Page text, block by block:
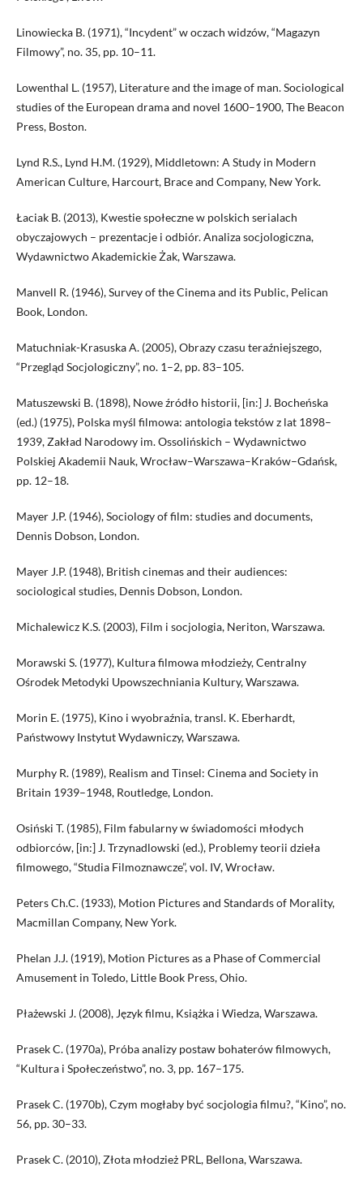
Linowiecka B. (1971), “Incydent” w oczach widzów, “Magazyn
Filmowy”, no. 35, pp. 10–11.
Lowenthal L. (1957), Literature and the image of man. Sociological
studies of the European drama and novel 1600–1900, The Beacon
Press, Boston.
Lynd R.S., Lynd H.M. (1929), Middletown: A Study in Modern
American Culture, Harcourt, Brace and Company, New York.
Łaciak B. (2013), Kwestie społeczne w polskich serialach
obyczajowych – prezentacje i odbiór. Analiza socjologiczna,
Wydawnictwo Akademickie Żak, Warszawa.
Manvell R. (1946), Survey of the Cinema and its Public, Pelican
Book, London.
Matuchniak-Krasuska A. (2005), Obrazy czasu teraźniejszego,
“Przegląd Socjologiczny”, no. 1–2, pp. 83–105.
Matuszewski B. (1898), Nowe źródło historii, [in:] J. Bocheńska
(ed.) (1975), Polska myśl filmowa: antologia tekstów z lat 1898–
1939, Zakład Narodowy im. Ossolińskich – Wydawnictwo
Polskiej Akademii Nauk, Wrocław–Warszawa–Kraków–Gdańsk,
pp. 12–18.
Mayer J.P. (1946), Sociology of film: studies and documents,
Dennis Dobson, London.
Mayer J.P. (1948), British cinemas and their audiences:
sociological studies, Dennis Dobson, London.
Michalewicz K.S. (2003), Film i socjologia, Neriton, Warszawa.
Morawski S. (1977), Kultura filmowa młodzieży, Centralny
Ośrodek Metodyki Upowszechniania Kultury, Warszawa.
Morin E. (1975), Kino i wyobraźnia, transl. K. Eberhardt,
Państwowy Instytut Wydawniczy, Warszawa.
Murphy R. (1989), Realism and Tinsel: Cinema and Society in
Britain 1939–1948, Routledge, London.
Osiński T. (1985), Film fabularny w świadomości młodych
odbiorców, [in:] J. Trzynadlowski (ed.), Problemy teorii dzieła
filmowego, “Studia Filmoznawcze”, vol. IV, Wrocław.
Peters Ch.C. (1933), Motion Pictures and Standards of Morality,
Macmillan Company, New York.
Phelan J.J. (1919), Motion Pictures as a Phase of Commercial
Amusement in Toledo, Little Book Press, Ohio.
Płażewski J. (2008), Język filmu, Książka i Wiedza, Warszawa.
Prasek C. (1970a), Próba analizy postaw bohaterów filmowych,
“Kultura i Społeczeństwo”, no. 3, pp. 167–175.
Prasek C. (1970b), Czym mogłaby być socjologia filmu?, “Kino”, no.
56, pp. 30–33.
Prasek C. (2010), Złota młodzież PRL, Bellona, Warszawa.